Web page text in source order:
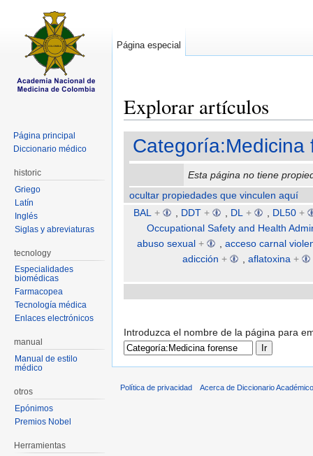
Explorar artículos
Categoría:Medicina
Esta página no tiene
ocultar propiedades que vinculen aquí
BAL + , DDT + , DL + , DL50 +
Occupational Safety and Health
abuso sexual + , acceso carnal
adicción + , aflatoxina +
Introduzca el nombre de la página para
Página especial
Página principal
Diccionario médico
historic
Griego
Latín
Inglés
Siglas y abreviaturas
tecnology
Especialidades
biomédicas
Farmacopea
Tecnología médica
Enlaces electrónicos
manual
Manual de estilo
médico
otros
Epónimos
Premios Nobel
Herramientas
Política de privacidad Acerca de Diccionario